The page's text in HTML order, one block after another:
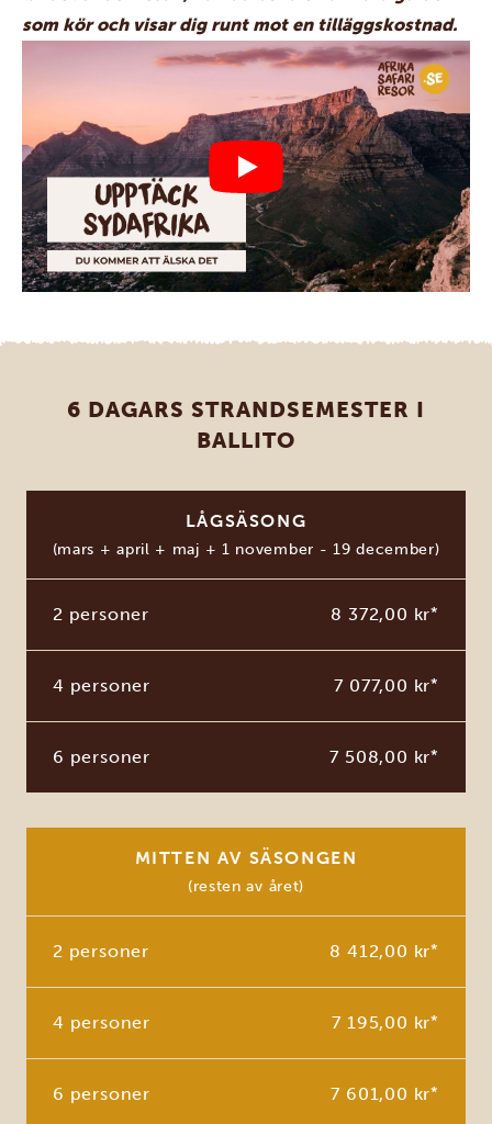
som kör och visar dig runt mot en tilläggskostnad.
6 DAGARS STRANDSEMESTER I
BALLITO
LÅGSÄSONG
(mars + april + maj + 1 november - 19 december)
2 personer 8 372,00 kr*
4 personer 7 077,00 kr*
6 personer 7 508,00 kr*
MITTEN AV SÄSONGEN
(resten av året)
2 personer 8 412,00 kr*
4 personer 7 195,00 kr*
6 personer 7 601,00 kr*